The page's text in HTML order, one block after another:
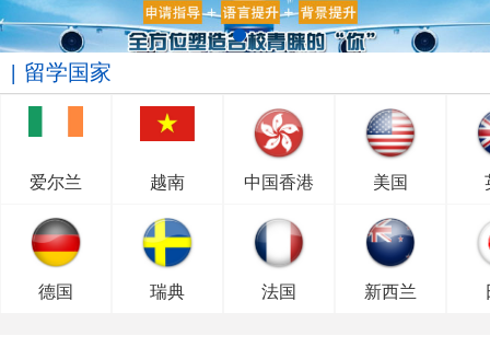
留学国家
爱尔兰 越南 中国香港 美国
德国 瑞典 法国 新西兰